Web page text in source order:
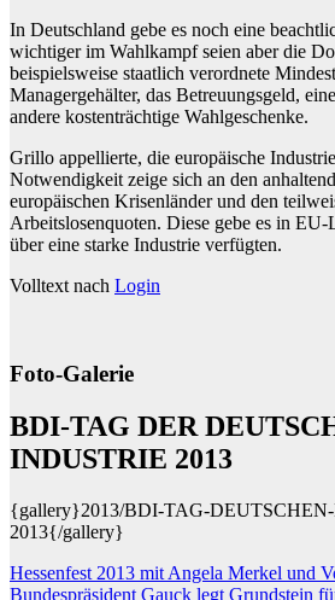
In Deutschland gebe es noch eine
wichtiger im Wahlkampf seien aber die
beispielsweise staatlich verordnete
Managergehälter, das Betreuungsgeld,
andere kostenträchtige Wahlgeschenke.
Grillo appellierte, die europäische
Notwendigkeit zeige sich an den
europäischen Krisenländer und den
Arbeitslosenquoten. Diese gebe es in
über eine starke Industrie verfügten.
Volltext nach Login
Foto-Galerie
BDI-TAG DER
INDUSTRIE 2013
{gallery}2013/BDI-TAG-
2013{/gallery}
Beitragsnavigation
Hessenfest 2013 mit Angela Merkel und
Bundespräsident Gauck legt Grundstein